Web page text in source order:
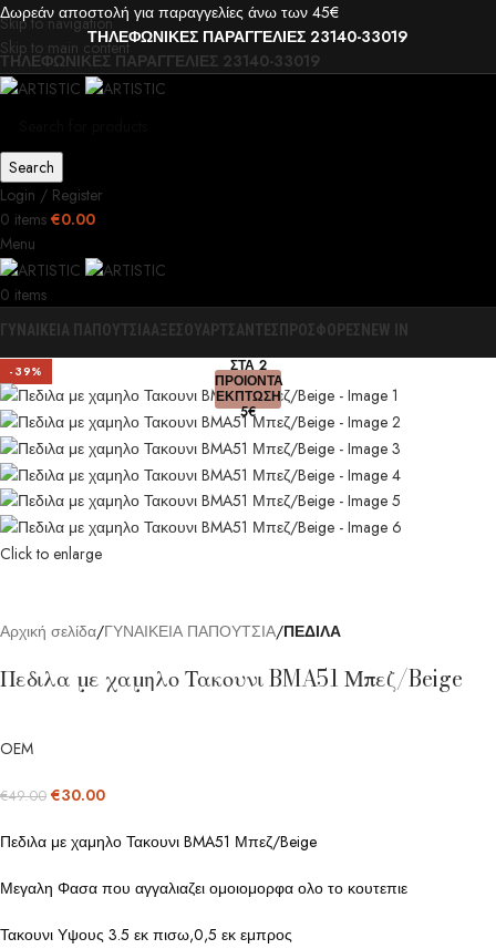
Skip to navigation
Skip to main content
Δωρεάν αποστολή για παραγγελίες άνω των 45€
ΤΗΛΕΦΩΝΙΚΕΣ ΠΑΡΑΓΓΕΛΙΕΣ 23140-33019
ΤΗΛΕΦΩΝΙΚΕΣ ΠΑΡΑΓΓΕΛΙΕΣ 23140-33019
Search
Login / Register
0 items €0.00
Menu
0 items
ΓΥΝΑΙΚΕΙΑ ΠΑΠΟΥΤΣΙΑΑΞΕΣΟΥΑΡΤΣΑΝΤΕΣ ΠΡΟΣΦΟΡΕΣ NEW IN
0-39% ΣΤΑ 2
ΠΡΟΙΟΝΤΑ
ΕΚΠΤΩΣΗ
5€
Click to enlarge
Αρχική σελίδα ΓΥΝΑΙΚΕΙΑ ΠΑΠΟΥΤΣΙΑ ΠΕΔΙΛΑ
Πεδιλα με χαμηλο Τακουνι BMA51 Μπεζ/Beige
OEM
€49.00 €30.00
Πεδιλα με χαμηλο Τακουνι BMA51 Μπεζ/Beige
Μεγαλη Φασα που αγγαλιαζει ομοιομορφα ολο το κουτεπιε
Τακουνι Υψους 3.5 εκ πισω,0,5 εκ εμπρος